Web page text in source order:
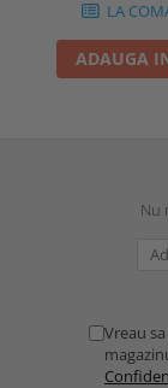
LA
ADAUGA
Nu
Vreau